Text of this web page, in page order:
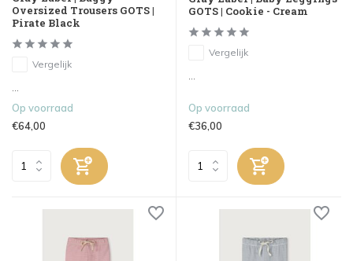
Oversized Trousers GOTS |
Pirate Black
Vergelijk
Op voorraad
€64,00
GOTS | Cookie - Cream
Vergelijk
Op voorraad
€36,00